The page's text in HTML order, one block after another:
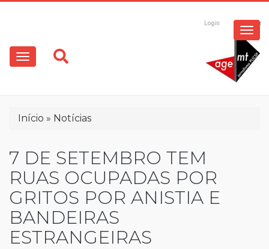
conteúdo
principal
Login Registrar
Main
navigation
Trilha
navegação
Início Notícias
7 DE SETEMBRO TEM
RUAS OCUPADAS POR
GRITOS POR ANISTIA E
BANDEIRAS
ESTRANGEIRAS